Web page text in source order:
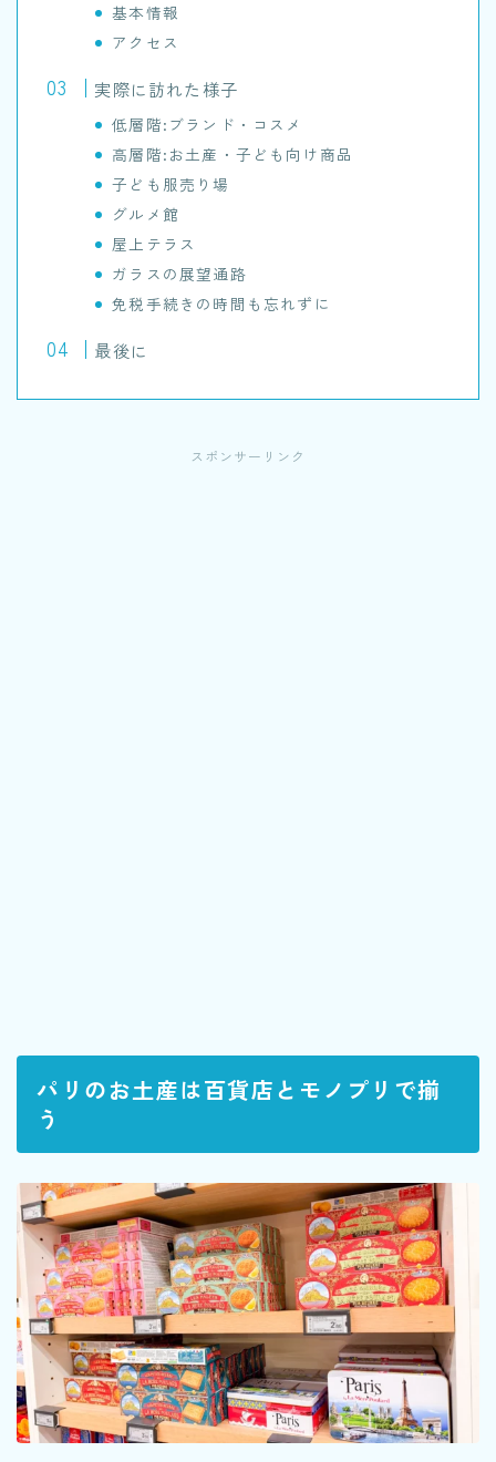
基本情報
アクセス
実際に訪れた様子
低層階:ブランド・コスメ
高層階:お土産・子ども向け商品
子ども服売り場
グルメ館
屋上テラス
ガラスの展望通路
免税手続きの時間も忘れずに
最後に
スポンサーリンク
パリのお土産は百貨店とモノプリで揃
う